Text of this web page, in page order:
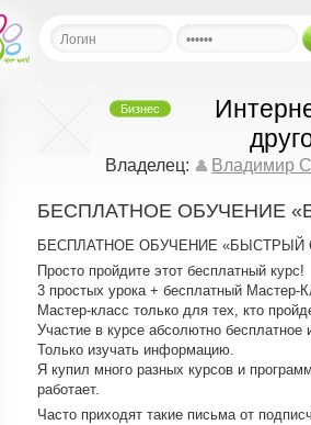
друзей
Бизнес
Владелец: Владимир
БЕСПЛАТНОЕ ОБУЧЕНИЕ
БЕСПЛАТНОЕ ОБУЧЕНИЕ «БЫСТРЫЙ
Просто пройдите этот бесплатный курс!
3 простых урока + бесплатный Мастер-
Мастер-класс только для тех, кто
Участие в курсе абсолютно
Только изучать информацию.
Я купил много разных курсов и
работает.
Часто приходят такие письма от